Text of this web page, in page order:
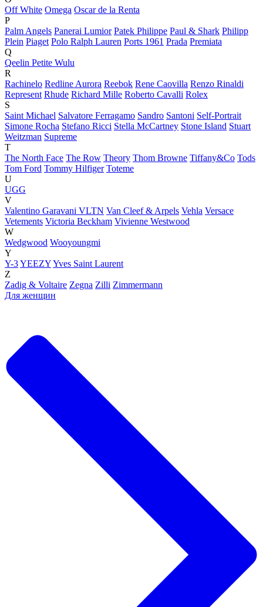
Off White Omega Oscar de la Renta
P
Palm Angels Panerai Lumior Patek Philippe Paul & Shark Philipp
Plein Piaget Polo Ralph Lauren Ports 1961 Prada Premiata
Q
Qeelin Petite Wulu
R
Rachinelo Redline Aurora Reebok Rene Caovilla Renzo Rinaldi
Represent Rhude Richard Mille Roberto Cavalli Rolex
S
Saint Michael Salvatore Ferragamo Sandro Santoni Self-Portrait
Simone Rocha Stefano Ricci Stella McCartney Stone Island Stuart
Weitzman Supreme
T
The North Face The Row Theory Thom Browne Tiffany&Co Tods
Tom Ford Tommy Hilfiger Toteme
U
UGG
V
Valentino Garavani VLTN Van Cleef & Arpels Vehla Versace
Vetements Victoria Beckham Vivienne Westwood
W
Wedgwood Wooyoungmi
Y
Y-3YEEZYYves Saint Laurent
Z
Zadig & Voltaire Zegna Zilli Zimmermann
Для женщин